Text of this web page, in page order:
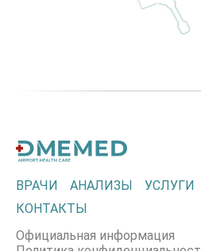
ВРАЧИ АНАЛИЗЫ УСЛУГИ
КОНТАКТЫ
Официальная информация